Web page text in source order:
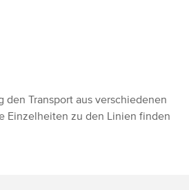
Transport aus verschiedenen
Einzelheiten zu den Linien finden